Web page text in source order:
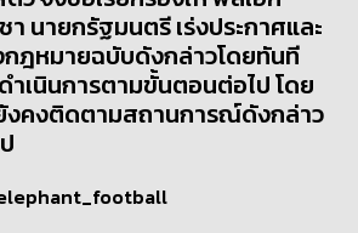
า นายกรัฐมนตรีเร่งประกาศและ
กฎหมายฉบับดังกล่าวโดยทันที
ำเนินการตามขั้นตอนต่อไปโดย
งคงติดตามสถานการณ์ดังกล่าว